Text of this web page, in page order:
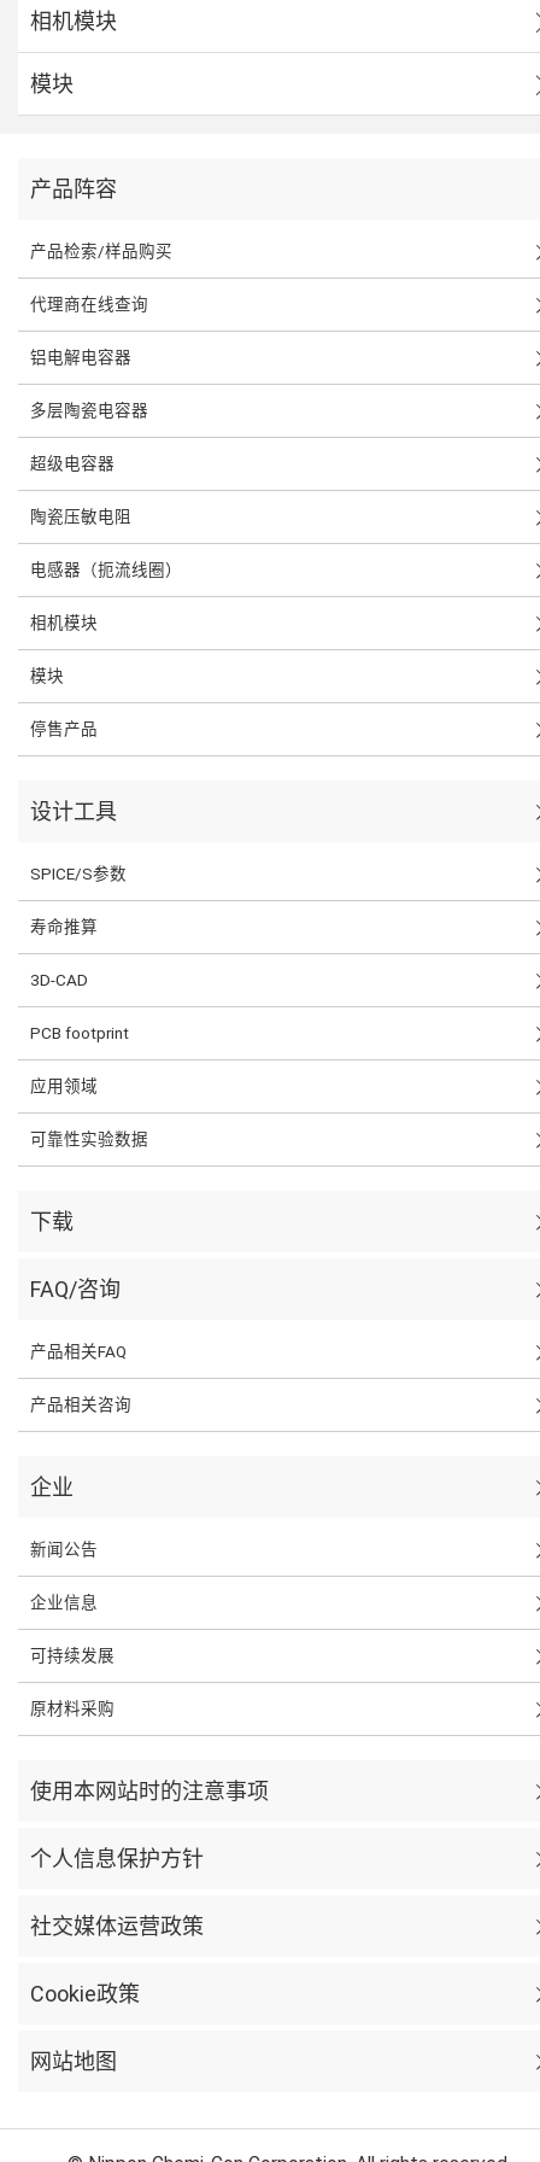
相机模块
模块
产品阵容
产品检索/样品购买
代理商在线查询
铝电解电容器
多层陶瓷电容器
超级电容器
陶瓷压敏电阻
电感器（扼流线圈）
相机模块
模块
停售产品
设计工具
SPICE/S参数
寿命推算
3D-CAD
PCB footprint
应用领域
可靠性实验数据
下载
FAQ/咨询
产品相关FAQ
产品相关咨询
企业
新闻公告
企业信息
可持续发展
原材料采购
使用本网站时的注意事项
个人信息保护方针
社交媒体运营政策
Cookie政策
网站地图